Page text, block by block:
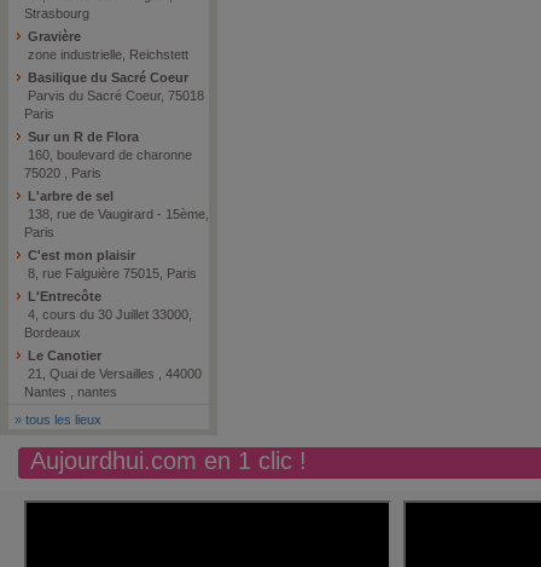
Strasbourg
Gravière
zone industrielle, Reichstett
Basilique du Sacré Coeur
Parvis du Sacré Coeur, 75018
Paris
Sur un R de Flora
160, boulevard de charonne
75020 , Paris
L'arbre de sel
138, rue de Vaugirard - 15ème,
Paris
C'est mon plaisir
8, rue Falguière 75015, Paris
L'Entrecôte
4, cours du 30 Juillet 33000,
Bordeaux
Le Canotier
21, Quai de Versailles , 44000
Nantes , nantes
» tous les lieux
Aujourdhui.com en 1 clic !